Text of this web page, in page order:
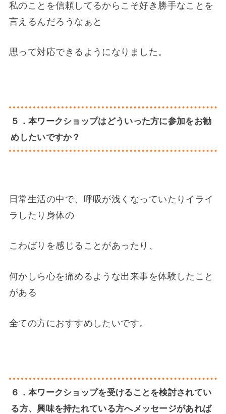
私のことを信頼してるからこそ好き勝手なことを
言えるんだろうなぁと
思って対応できるようになりました。
５．本ワークショップはどういった方に参加をお勧
めしたいですか？
日常生活の中で、呼吸が浅くなっていたりイライ
ラしたり身体の
こわばりを感じることがあったり、
何かしら心を痛めるような出来事を体験したこと
がある
全ての方におすすめしたいです。
６．本ワークショップを受けることを検討されてい
る方、興味を持たれている方へメッセージがあれば